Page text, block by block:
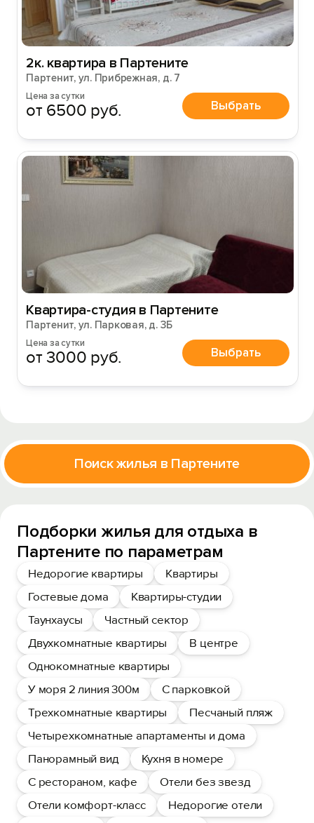
2к. квартира в Партените
Партенит, ул. Прибрежная, д. 7
Цена за сутки
от 6500 руб. Выбрать
Квартира-студия в Партените
Партенит, ул. Парковая, д. 3Б
Цена за сутки
от 3000 руб. Выбрать
Поиск жилья в Партените
Подборки жилья для отдыха в
Партените по параметрам
Недорогие квартиры
Квартиры
Гостевые дома
Квартиры-студии
Таунхаусы
Частный сектор
Двухкомнатные квартиры
В центре
Однокомнатные квартиры
У моря 2 линия 300м
С парковкой
Трехкомнатные квартиры
Песчаный пляж
Четырехкомнатные апартаменты и дома
Панорамный вид
Кухня в номере
С рестораном, кафе
Отели без звезд
Отели комфорт-класс
Недорогие отели